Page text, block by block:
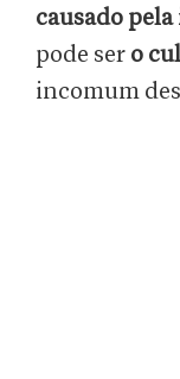
causado
pode ser o
incomum